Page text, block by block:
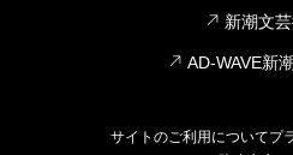
新潮文
AD-WAVE新
サイトのご利用についてプ